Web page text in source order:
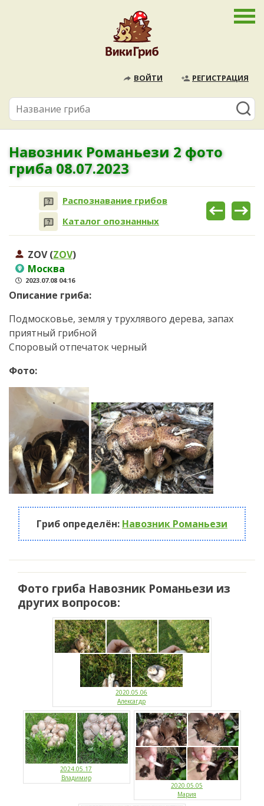
ВОЙТИ РЕГИСТРАЦИЯ
Навозник Романьези 2 фото
гриба 08.07.2023
Распознавание грибов
Каталог опознанных
ZOV (ZOV)
Москва
2023.07.08 04:16
Описание гриба:
Подмосковье, земля у трухлявого дерева, запах
приятный грибной
Споровый отпечаток черный
Фото:
Гриб определён: Навозник Романьези
Фото гриба Навозник Романьези из
других вопросов:
2020.05.06
Алексагдр
2024.05.17
Владимир
2020.05.05
Мария